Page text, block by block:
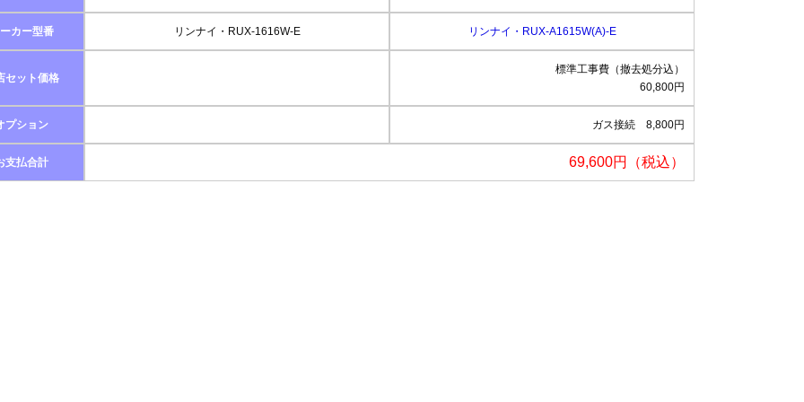
カー型番 リンナイ・RUX-1616W-E リンナイ・RUX-A1615W(A)-E
セット価格
標準工事費（撤去処分込）
60,800円
プション ガス接続 8,800円
支払合計 69,600円（税込）